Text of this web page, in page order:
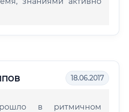
18.06.2017
в ритмичном